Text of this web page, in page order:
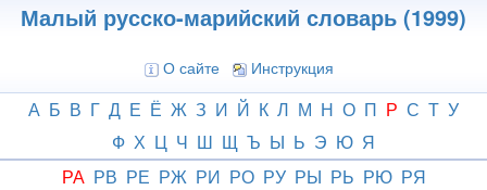
Малый русско-марийский словарь (1999)
О сайте Инструкция
А Б В Г Д Е Ё Ж З И Й К Л М Н О П Р С Т У
Ф Х Ц Ч Ш Щ Ъ Ы Ь Э Ю Я
РА РВ РЕ РЖ РИ РО РУ РЫ РЬ РЮ РЯ